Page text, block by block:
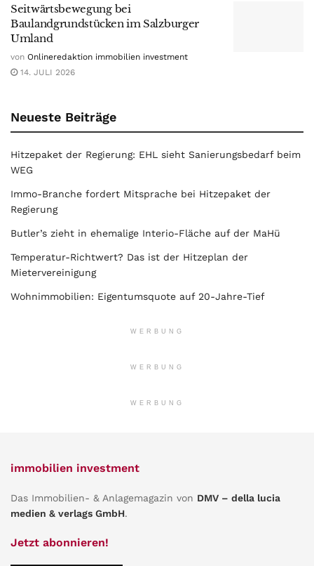
Seitwärtsbewegung bei
Baulandgrundstücken im Salzburger
Umland
von Onlineredaktion immobilien investment
14. JULI 2026
Neueste Beiträge
Hitzepaket der Regierung: EHL sieht Sanierungsbedarf beim
WEG
Immo-Branche fordert Mitsprache bei Hitzepaket der
Regierung
Butler’s zieht in ehemalige Interio-Fläche auf der MaHü
Temperatur-Richtwert? Das ist der Hitzeplan der
Mietervereinigung
Wohnimmobilien: Eigentumsquote auf 20-Jahre-Tief
WERBUNG
WERBUNG
WERBUNG
immobilien investment
Das Immobilien- & Anlagemagazin von DMV – della lucia
medien & verlags GmbH.
Jetzt abonnieren!